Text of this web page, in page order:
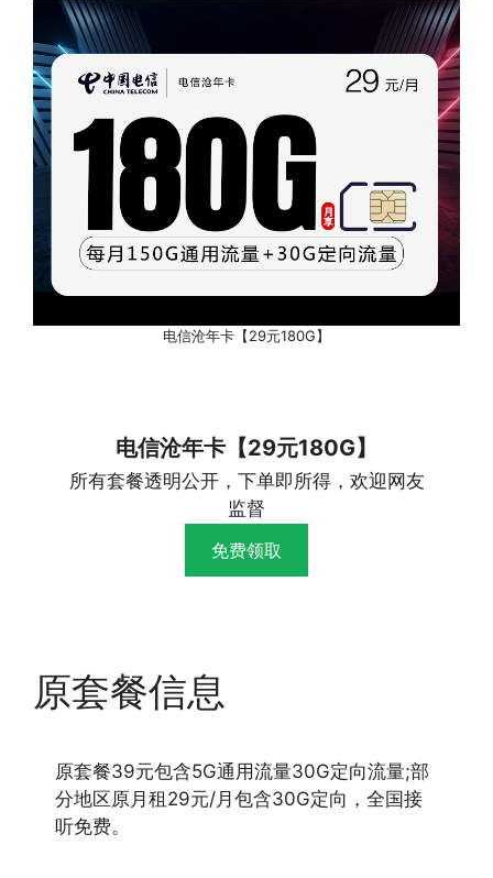
电信沧年卡【29元180G】
电信沧年卡【29元180G】
所有套餐透明公开，下单即所得，欢迎网友
监督
免费领取
原套餐信息
原套餐39元包含5G通用流量30G定向流量;部
分地区原月租29元/月包含30G定向，全国接
听免费。